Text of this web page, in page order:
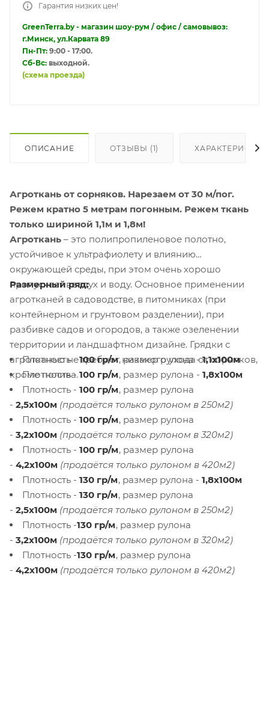
Гарантия низких цен!
GreenTerra.by - магазин шоу-рум / офис / самовывоз:
г.Минск, ул.Карвата 89
Пн-Пт: 9:00 - 17:00.
Сб-Вс: выходной.
(схема проезда)
ОПИСАНИЕ ОТЗЫВЫ (1)
Агроткань от сорняков. Нарезаем от 30 м/пог.
Режем кратно 5 метрам погонным. Режем ткань
только шириной 1,1м и 1,8м!
Агроткань – это полипропиленовое полотно,
устойчивое к ультрафиолету и влиянию
окружающей среды, при этом очень хорошо
пропускает воздух и воду. Основное применении
агротканей в садоводстве, в питомниках (при
контейнерном и грунтовом разделении), при
разбивке садов и огородов, а также озеленении
территории и ландшафтном дизайне. Грядки с
агротканью не требуют никакого ухода от сорняков,
кроме полива.
Размерный ряд:
Плотность -100 гр/м, размер рулона -1,1х100м
Плотность -100 гр/м, размер рулона - 1,8х100м
Плотность - 100 гр/м, размер рулона
- 2,5х100м (продаётся только рулоном в 250м2)
Плотность - 100 гр/м, размер рулона
- 3,2х100м (продаётся только рулоном в 320м2)
Плотность - 100 гр/м, размер рулона
- 4,2х100м (продаётся только рулоном в 420м2)
Плотность - 130 гр/м, размер рулона - 1,8х100м
Плотность - 130 гр/м, размер рулона
- 2,5х100м (продаётся только рулоном в 250м2)
Плотность -130 гр/м, размер рулона
- 3,2х100м (продаётся только рулоном в 320м2)
Плотность -130 гр/м, размер рулона
- 4,2х100м (продаётся только рулоном в 420м2)